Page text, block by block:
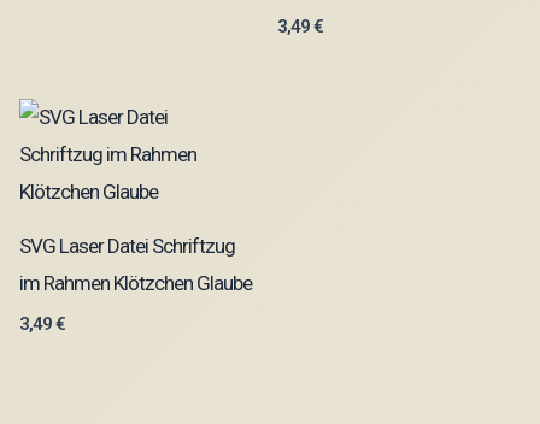
3,49€
SVG Laser Datei Schriftzug
im Rahmen Klötzchen Glaube
3,49€